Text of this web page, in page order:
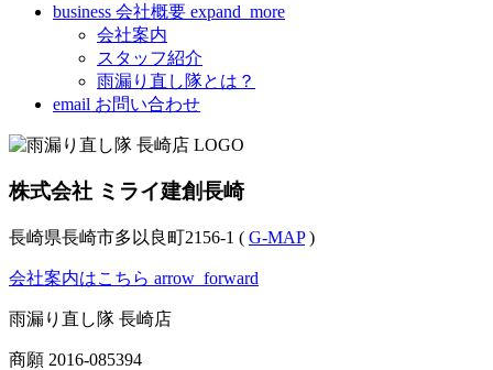
business 会社概要 expand_more
会社案内
スタッフ紹介
雨漏り直し隊とは？
email お問い合わせ
株式会社 ミライ建創長崎
長崎県長崎市多以良町2156-1 ( G-MAP)
会社案内はこちら arrow_forward
雨漏り直し隊 長崎店
商願 2016-085394